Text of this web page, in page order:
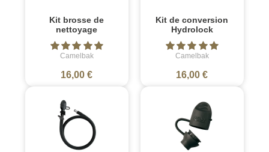
Kit brosse de
nettoyage
Camelbak
16,00 €
Kit de conversion
Hydrolock
Camelbak
16,00 €